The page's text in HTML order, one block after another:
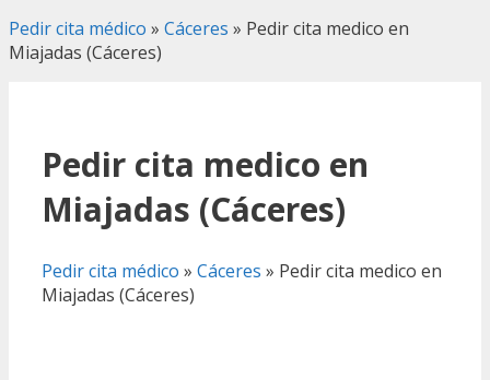
Pedir cita médico » Cáceres » Pedir cita medico en
Miajadas (Cáceres)
Pedir cita medico en
Miajadas (Cáceres)
Pedir cita médico » Cáceres » Pedir cita medico en
Miajadas (Cáceres)